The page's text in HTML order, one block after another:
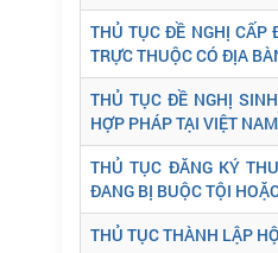
THỦ TỤC ĐỀ NGHỊ CẤP
TRỰC THUỘC CÓ ĐỊA
THỦ TỤC ĐỀ NGHỊ
HỢP PHÁP TẠI VIỆT
THỦ TỤC ĐĂNG KÝ
ĐANG BỊ BUỘC TỘI
THỦ TỤC THÀNH LẬP